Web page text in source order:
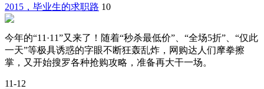
2015，毕业生的求职路 10
今年的“11·11”又来了！随着“秒杀最低价”、“全场5折”、“仅此
一天”等极具诱惑的字眼不断狂轰乱炸，网购达人们摩拳擦
掌，又开始搜罗各种抢购攻略，准备再大干一场。
11-12